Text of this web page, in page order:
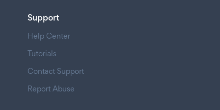
Support
Help Center
Tutorials
Contact Support
Report Abuse